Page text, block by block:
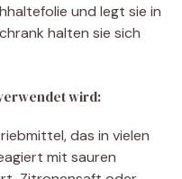
und legt sie in
halten sie sich
wird:
das in vielen
mit sauren